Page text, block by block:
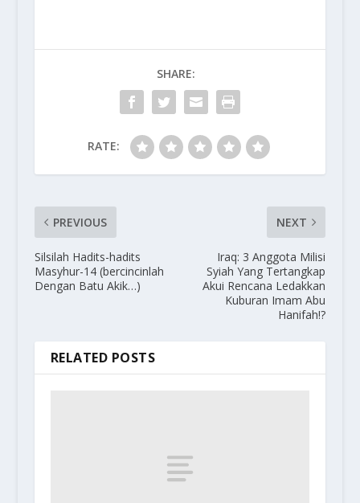
SHARE:
RATE:
PREVIOUS
Silsilah Hadits-hadits
Masyhur-14 (bercincinlah
Dengan Batu Akik…)
NEXT
Iraq: 3 Anggota Milisi
Syiah Yang Tertangkap
Akui Rencana Ledakkan
Kuburan Imam Abu
Hanifah!?
RELATED POSTS